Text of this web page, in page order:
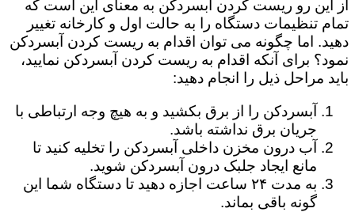
از این رو ریست کردن آبسردکن به معنای این است که
تمام تنظیمات دستگاه را به حالت اول و کارخانه تغییر
دهید. اما چگونه می توان اقدام به ریست کردن آبسردکن
نمود؟ برای آنکه اقدام به ریست کردن آبسردکن نمایید،
باید مراحل ذیل را انجام دهید:
آبسردکن را از برق بکشید و به هیچ وجه ارتباطی با
جریان برق نداشته باشد.
آب درون مخزن داخلی آبسردکن را تخلیه کنید تا
مانع ایجاد جلبک درون آبسردکن شوید.
به مدت ۲۴ ساعت اجازه دهید تا دستگاه شما این
گونه باقی بماند.